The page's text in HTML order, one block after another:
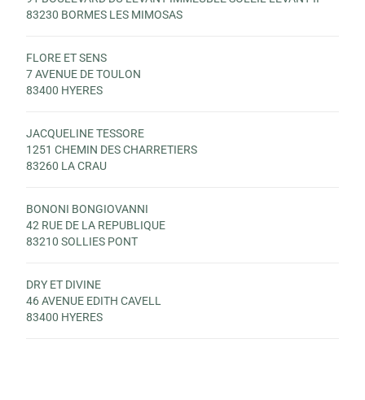
83230 BORMES LES MIMOSAS
FLORE ET SENS
7 AVENUE DE TOULON
83400 HYERES
JACQUELINE TESSORE
1251 CHEMIN DES CHARRETIERS
83260 LA CRAU
BONONI BONGIOVANNI
42 RUE DE LA REPUBLIQUE
83210 SOLLIES PONT
DRY ET DIVINE
46 AVENUE EDITH CAVELL
83400 HYERES